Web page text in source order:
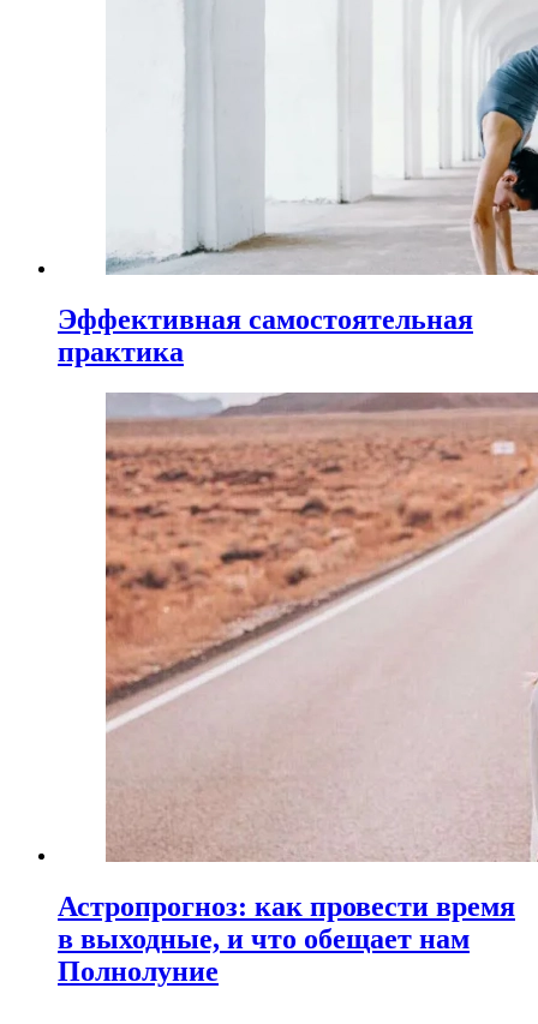
Эффективная самостоятельная
практика
Астропрогноз: как провести время
в выходные, и что обещает нам
Полнолуние